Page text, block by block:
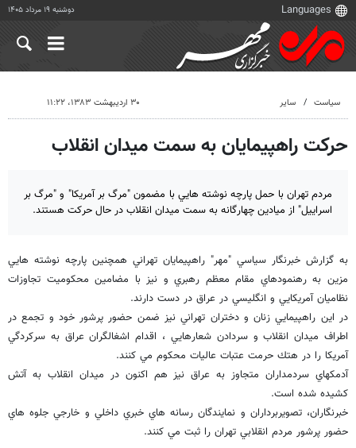
دوشنبه ۱۹ مرداد ۱۴۰۵
سیاست سایر ۳۰ اردیبهشت ۱۳۸۳، ۱۱:۲۲
حركت راهپيمايان به سمت ميدان انقلاب
مردم تهران با حمل پارچه نوشته هايي با مضمون "مرگ بر آمريكا" و "مرگ بر
اسراييل" از ميادين چهارگانه به سمت ميدان انقلاب در حال حركت هستند.
به گزارش خبرنگار سياسي "مهر" راهپيمايان تهراني همچنين پارچه نوشته هايي
مزين به رهنمودهاي مقام معظم رهبري و نيز با مضامين محكوميت تجاوزات
نظاميان آمريكايي و انگليسي در عراق در دست دارند.
در اين راهپيمايي زنان و دختران تهراني نيز ضمن حضور پرشور خود و تجمع در
اطراف ميدان انقلاب و سردادن شعارهايي ، اقدام اشغالگران عراق به سركردگي
آمريكا را در هتك حرمت عتبات عاليات محكوم مي كنند.
آدمكهاي سردمداران متجاوز به عراق نيز هم اكنون در ميدان انقلاب به آتش
كشيده شده است.
خبرنگاران، تصويربرداران و نمايندگان رسانه هاي خبري داخلي و خارجي جلوه هاي
حضور پرشور مردم انقلابي تهران را ثبت مي كنند.